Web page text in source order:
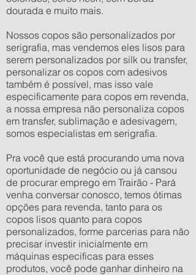
dourada e muito mais.
Nossos copos são personalizados por
serigrafia, mas vendemos eles lisos para
serem personalizados por silk ou transfer,
personalizar os copos com adesivos
também é possível, mas isso vale
especificamente para copos em revenda,
a nossa empresa não personaliza copos
em transfer, sublimação e adesivagem,
somos especialistas em serigrafia.
Pra você que está procurando uma nova
oportunidade de negócio ou já cansou
de procurar emprego em Trairão - Pará
venha conversar conosco, temos ótimas
opções para revenda, tanto para os
copos lisos quanto para copos
personalizados, forme parcerias para não
precisar investir inicialmente em
máquinas especificas para esses
produtos, você pode ganhar dinheiro na